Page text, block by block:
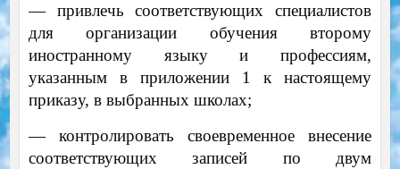
— привлечь соответствующих специалистов
для организации обучения второму
иностранному языку и профессиям,
указанным в приложении 1 к настоящему
приказу, в выбранных школах;
— контролировать своевременное внесение
соответствующих записей по двум